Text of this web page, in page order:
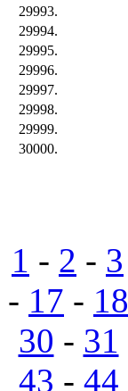
29993.
29994.
29995.
29996.
29997.
29998.
29999.
30000.
1 - 2 - 3
- 17 - 18
30 - 31
43 - 44